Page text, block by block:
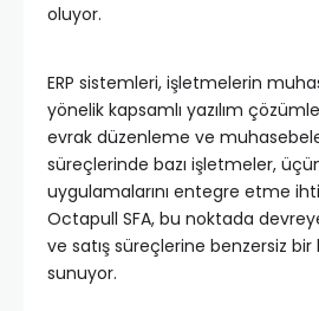
oluyor.
ERP sistemleri, işletmelerin
yönelik kapsamlı yazılım
evrak düzenleme ve
süreçlerinde bazı işletmeler,
uygulamalarını entegre etme
Octapull SFA, bu noktada
ve satış süreçlerine benzersiz
sunuyor.